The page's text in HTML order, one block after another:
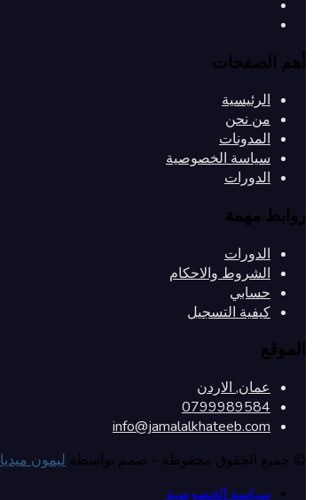
أهم الصفحات
الرئيسية
من نحن
المدونات
سياسة الخصوصية
الدورات
روابط مهمة
الدورات
الشروط والاحكام
حسابي
كيفية التسجيل
الموقع
عمان, الاردن
0799989584
info@jamalalkhateeb.com
© جميع الحقوق محفوظة - صمم بواسطة ليمون ميديا
سياسة الخصوصية